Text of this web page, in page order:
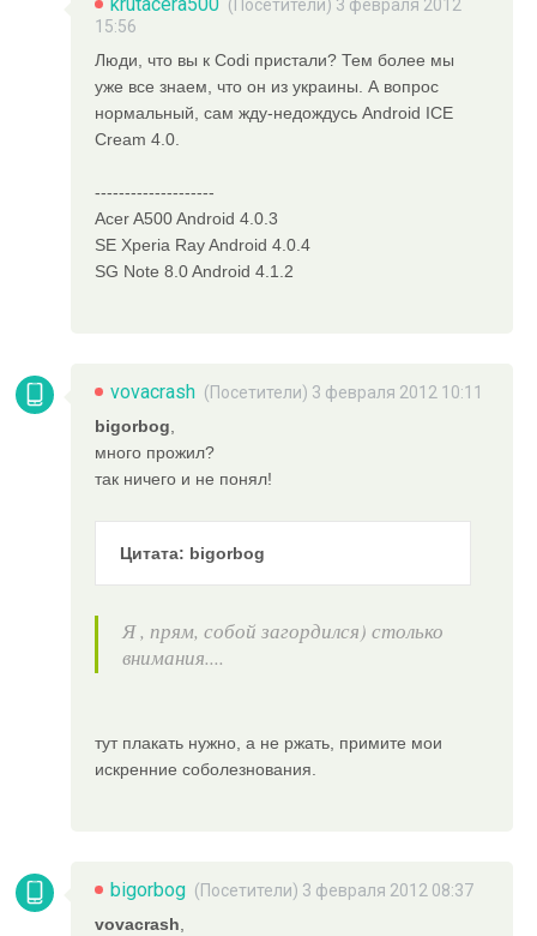
(Посетители) 3 февраля 2012
15:56
Люди, что вы к Codi пристали? Тем более мы
уже все знаем, что он из украины. А вопрос
нормальный, сам жду-недождусь Android ICE
Cream 4.0.
--------------------
Acer A500 Android 4.0.3
SE Xperia Ray Android 4.0.4
SG Note 8.0 Android 4.1.2
vovacrash (Посетители) 3 февраля 2012 10:11
bigorbog
много прожил?
так ничего и не понял!
Цитата: bigorbog
Я , прям, собой загордился) столько
внимания....
тут плакать нужно, а не ржать, примите мои
искренние соболезнования.
bigorbog (Посетители) 3 февраля 2012 08:37
vovacrash,